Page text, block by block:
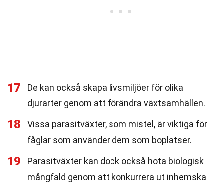
17
De kan också skapa livsmiljöer för olika
djurarter genom att förändra växtsamhällen.
18
Vissa parasitväxter, som mistel, är viktiga för
fåglar som använder dem som boplatser.
19
Parasitväxter kan dock också hota biologisk
mångfald genom att konkurrera ut inhemska